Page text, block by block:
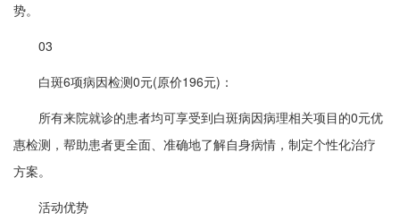
势。
03
白斑6项病因检测0元(原价196元)：
所有来院就诊的患者均可享受到白斑病因病理相关项目的0元优
惠检测，帮助患者更全面、准确地了解自身病情，制定个性化治疗
方案。
活动优势